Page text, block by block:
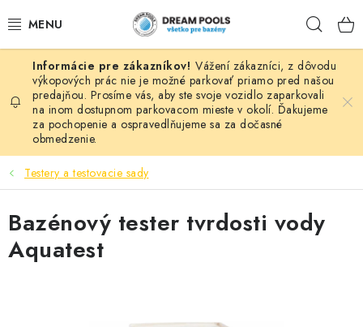
na
BAZÉNY
VÍRIVKY
ASEKO PRÍSLUŠENSTVO
NÁHRADNÉ DIELY
Vážení zákazníci, z dôvodu
výkopových prác nie je možné parkovať priamo pred našou
predajňou. Prosíme vás, aby ste svoje vozidlo zaparkovali
na inom dostupnom parkovacom mieste v okolí. Ďakujeme
za pochopenie a ospravedlňujeme sa za dočasné
obmedzenie.
Testery a testovacie sady
Bazénový tester tvrdosti vody
Aquatest